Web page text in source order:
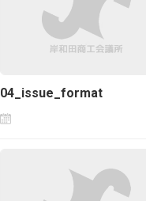
04_issue_format